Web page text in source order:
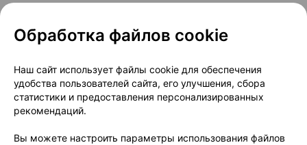
- Вспомогательные вещества:
раздела «Особые указания и меры
предосторожности»), целлюлоза
микрокристаллическая, повидон К-30, полоксамер
(тип 188), натрия лаурилсульфат, кроскармеллоза
натрия, кремния диоксид коллоидный безводный,
Обработка файлов cookie
Наш сайт использует файлы cookie для обеспечения
удобства пользователей сайта, его улучшения, сбора
статистики и предоставления персонализированных
рекомендаций.
Вы можете настроить параметры использования файлов